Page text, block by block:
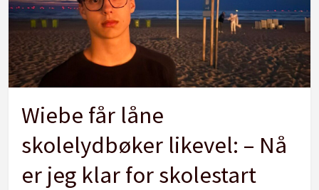
Wiebe får låne
skolelydbøker likevel: – Nå
er jeg klar for skolestart